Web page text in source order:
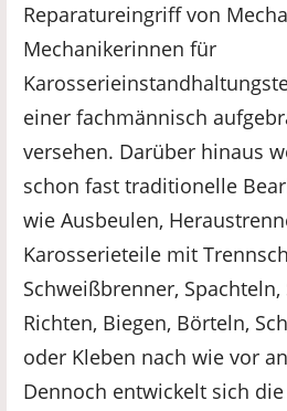
Reparatureingriff von
Mechanikerinnen für
einer fachmännisch
versehen. Darüber hinaus
schon fast traditionelle
wie Ausbeulen,
Karosserieteile mit
Schweißbrenner,
Richten, Biegen, Börteln,
oder Kleben nach wie vor
Dennoch entwickelt sich